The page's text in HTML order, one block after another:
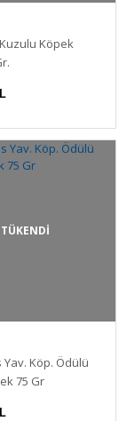
Köpek
TÜKENDİ
Yav. Köp. Ödülü
75 Gr